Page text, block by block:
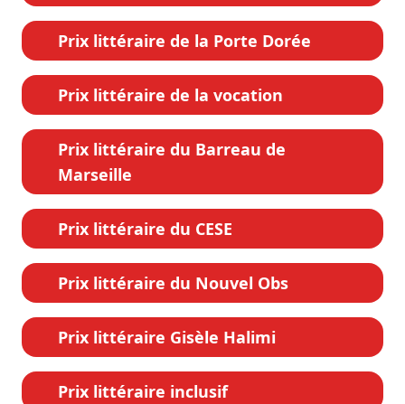
Prix littéraire de la Porte Dorée
Prix littéraire de la vocation
Prix littéraire du Barreau de
Marseille
Prix littéraire du CESE
Prix littéraire du Nouvel Obs
Prix littéraire Gisèle Halimi
Prix littéraire inclusif